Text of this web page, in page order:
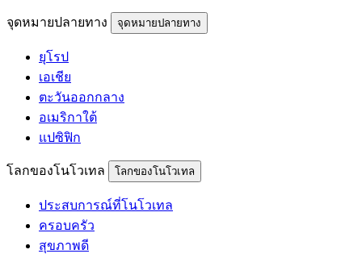
จุดหมายปลายทาง จุดหมายปลายทาง
ยุโรป
เอเชีย
ตะวันออกกลาง
อเมริกาใต้
แปซิฟิก
โลกของโนโวเทล โลกของโนโวเทล
ประสบการณ์ที่โนโวเทล
ครอบครัว
สุขภาพดี